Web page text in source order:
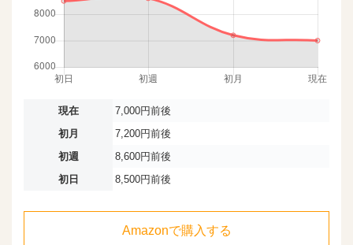
現在
7,000円前後
初月
7,200円前後
初週
8,600円前後
初日
8,500円前後
Amazonで購入する